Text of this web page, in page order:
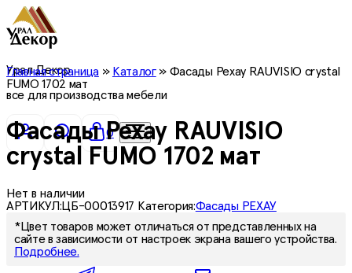
Урал Декор
все для производства мебели
0
Главная страница» Каталог» Фасады Рехау RAUVISIO crystal
FUMO 1702 мат
Фасады Рехау RAUVISIO
crystal FUMO 1702 мат
Нет в наличии
АРТИКУЛ:ЦБ-00013917 Категория:Фасады РЕХАУ
*Цвет товаров может отличаться от представленных на
сайте в зависимости от настроек экрана вашего устройства.
Подробнее.